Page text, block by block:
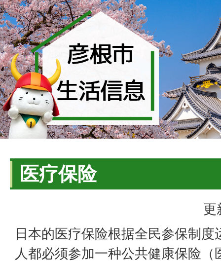
医疗保险
更
日本的医疗保险根据全民参保制
人都必须参加一种公共健康保险（